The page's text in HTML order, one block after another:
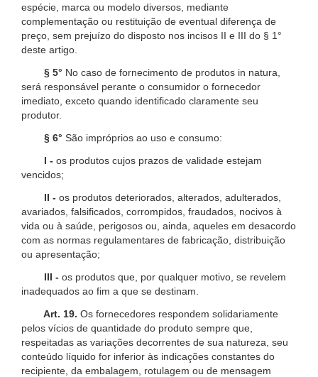
espécie, marca ou modelo diversos, mediante
complementação ou restituição de eventual diferença de
preço, sem prejuízo do disposto nos incisos II e III do § 1°
deste artigo.
§ 5° No caso de fornecimento de produtos in natura,
será responsável perante o consumidor o fornecedor
imediato, exceto quando identificado claramente seu
produtor.
§ 6° São impróprios ao uso e consumo:
I - os produtos cujos prazos de validade estejam
vencidos;
II - os produtos deteriorados, alterados, adulterados,
avariados, falsificados, corrompidos, fraudados, nocivos à
vida ou à saúde, perigosos ou, ainda, aqueles em desacordo
com as normas regulamentares de fabricação, distribuição
ou apresentação;
III - os produtos que, por qualquer motivo, se revelem
inadequados ao fim a que se destinam.
Art. 19. Os fornecedores respondem solidariamente
pelos vícios de quantidade do produto sempre que,
respeitadas as variações decorrentes de sua natureza, seu
conteúdo líquido for inferior às indicações constantes do
recipiente, da embalagem, rotulagem ou de mensagem